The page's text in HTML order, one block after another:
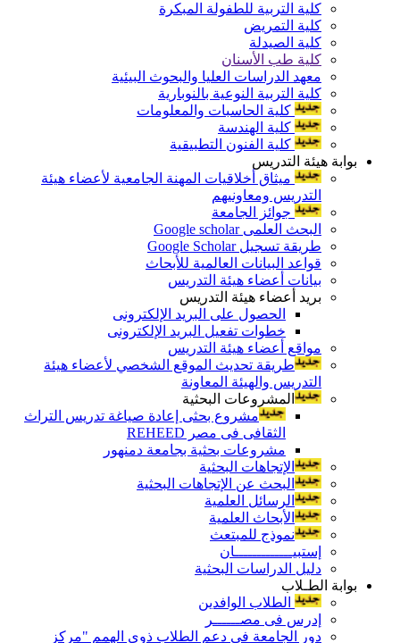
كلية التربية للطفولة المبكرة
كلية التمريض
كلية الصيدلة
كلية طب الأسنان
معهد الدراسات العليا والبحوث البيئية
كلية التربية النوعية بالنوبارية
كلية الحاسبات والمعلومات
كلية الهندسة
كلية الفنون التطبيقية
بوابة هيئة التدريس
ميثاق أخلاقيات المهنة الجامعية لأعضاء هيئة
التدريس ومعاونيهم
جوائز الجامعة
البحث العلمى Google scholar
طريقة تسجيل Google Scholar
قواعد البيانات العالمية للأبحاث
بيانات أعضاء هيئة التدريس
بريد أعضاء هيئة التدريس
الحصول على البريد الإلكترونى
خطوات تفعيل البريد الإلكترونى
مواقع أعضاء هيئة التدريس
طريقة تحديث الموقع الشخصي لأعضاء هيئة
التدريس والهيئة المعاونة
المشروعات البحثية
مشروع بحثى إعادة صياغة تدريس التراث
الثقافى فى مصر REHEED
مشروعات بحثية بجامعة دمنهور
الإتجاهات البحثية
البحث عن الإتجاهات البحثية
الرسائل العلمية
الأبحاث العلمية
نموذج للمبتعث
إستبيـــــــــــــان
دليل الدراسات البحثية
بوابة الطـلاب
الطلاب الوافدين
إدرس فى مصــــــر
دور الجامعة فى دعم الطلاب ذوى الهمم "مركز